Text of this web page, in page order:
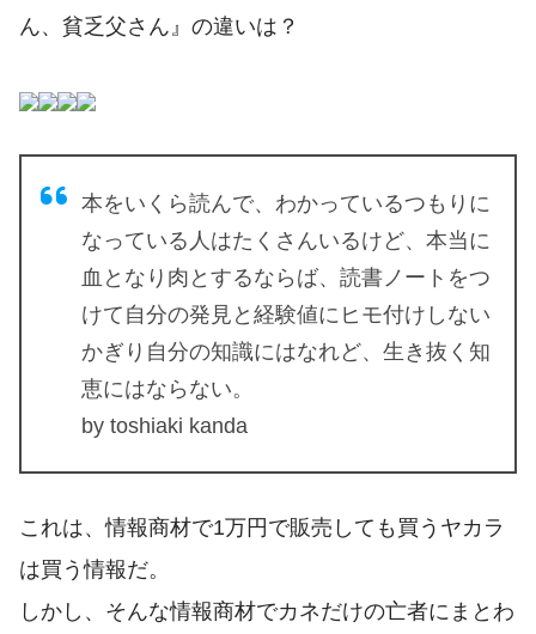
ん、貧乏父さん』の違いは？
本をいくら読んで、わかっているつもりに
なっている人はたくさんいるけど、本当に
血となり肉とするならば、読書ノートをつ
けて自分の発見と経験値にヒモ付けしない
かぎり自分の知識にはなれど、生き抜く知
恵にはならない。
by toshiaki kanda
これは、情報商材で1万円で販売しても買うヤカラ
は買う情報だ。
しかし、そんな情報商材でカネだけの亡者にまとわ